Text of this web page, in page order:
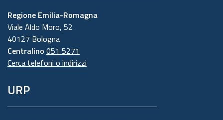
Regione Emilia-Romagna
Viale Aldo Moro, 52
40127 Bologna
Centralino 051 5271
Cerca telefoni o indirizzi
URP